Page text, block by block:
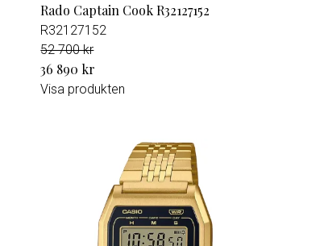
Rado Captain Cook R32127152
R32127152
52 700 kr
36 890 kr
Visa produkten